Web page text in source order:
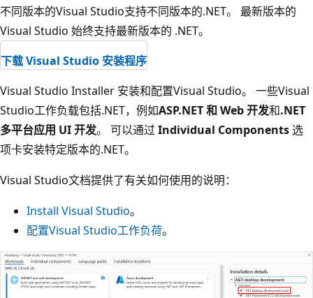
不同版本的Visual Studio支持不同版本的.NET。 最新版本的
Visual Studio 始终支持最新版本的 .NET。
下载 Visual Studio 安装程序
Visual Studio Installer 安装和配置Visual Studio。 一些Visual
Studio工作负载包括.NET，例如ASP.NET 和 Web 开发和.NET
多平台应用 UI 开发。 可以通过 Individual Components选
项卡安装特定版本的.NET。
Visual Studio文档提供了有关如何使用的说明：
Install Visual Studio。
配置Visual Studio工作负荷。